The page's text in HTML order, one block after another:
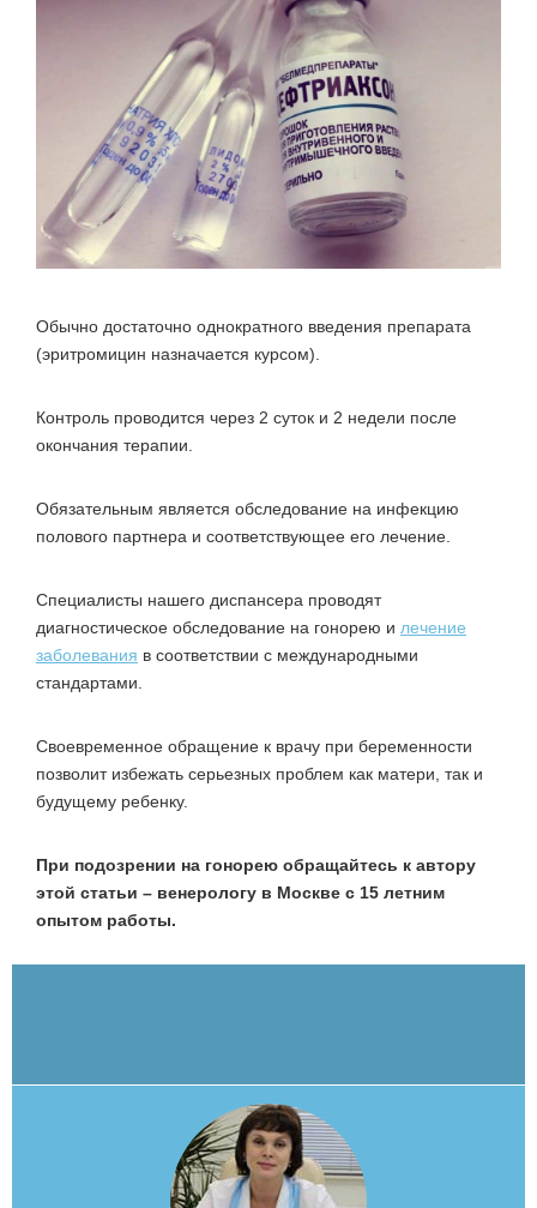
Обычно достаточно однократного введения препарата
(эритромицин назначается курсом).
Контроль проводится через 2 суток и 2 недели после
окончания терапии.
Обязательным является обследование на инфекцию
полового партнера и соответствующее его лечение.
Специалисты нашего диспансера проводят
диагностическое обследование на гонорею и лечение
заболевания в соответствии с международными
стандартами.
Своевременное обращение к врачу при беременности
позволит избежать серьезных проблем как матери, так и
будущему ребенку.
При подозрении на гонорею обращайтесь к автору
этой статьи – венерологу в Москве с 15 летним
опытом работы.